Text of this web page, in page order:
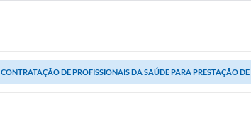
CONTRATAÇÃO DE PROFISSIONAIS DA SAÚDE PARA PRESTAÇÃO